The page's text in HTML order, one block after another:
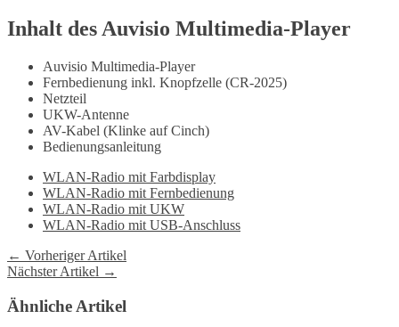
Inhalt des Auvisio Multimedia-Player
Auvisio Multimedia-Player
Fernbedienung inkl. Knopfzelle (CR-2025)
Netzteil
UKW-Antenne
AV-Kabel (Klinke auf Cinch)
Bedienungsanleitung
WLAN-Radio mit Farbdisplay
WLAN-Radio mit Fernbedienung
WLAN-Radio mit UKW
WLAN-Radio mit USB-Anschluss
← Vorheriger Artikel
Nächster Artikel →
Ähnliche Artikel